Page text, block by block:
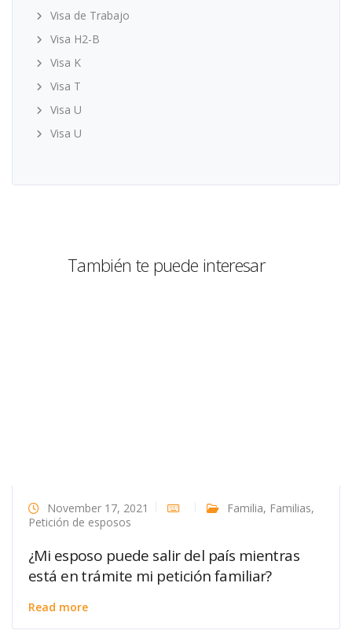
Visa de Trabajo
Visa H2-B
Visa K
Visa T
Visa U
Visa U
También te puede interesar
November 17, 2021 Familia, Familias,
Petición de esposos
¿Mi esposo puede salir del país mientras
está en trámite mi petición familiar?
Read more